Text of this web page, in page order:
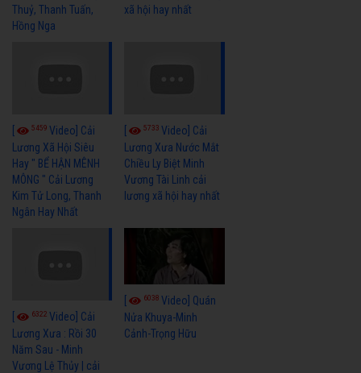
Thuỷ, Thanh Tuấn,
Hồng Nga
xã hội hay nhất
5459 Video] Cải
Lương Xã Hội Siêu
Hay " BỂ HẬN MÊNH
MÔNG " Cải Lương
Kim Tử Long, Thanh
Ngân Hay Nhất
5733Video] Cải
Lương Xưa Nước Mắt
Chiều Ly Biệt Minh
Vương Tài Linh cải
lương xã hội hay nhất
6322 Video] Cải
Lương Xưa : Rồi 30
Năm Sau - Minh
Vương Lệ Thủy | cải
6038Video] Quán
Nửa Khuya-Minh
Cảnh-Trọng Hữu